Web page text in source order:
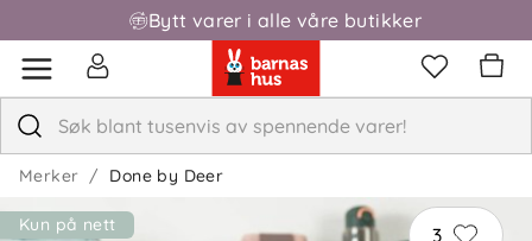
Bytt varer i alle våre butikker
Fri frakt over 1000,-
Merker Done by Deer
3
Kun på nett